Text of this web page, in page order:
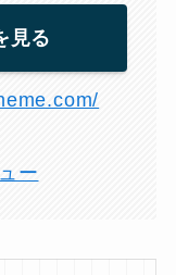
見る
ー